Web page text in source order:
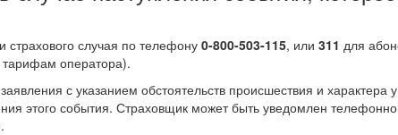
случая по телефону 0-800-503-115, или 311 для
тарифам оператора).
с указанием обстоятельств происшествия и характера
этого события. Страховщик может быть уведомлен